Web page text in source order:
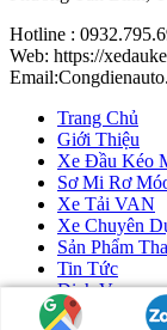
Hotline :
Web: https://
Trang Chủ
Giới Thiệu
Xe Đầu Kéo
Sơ Mi Rơ
Xe Tải VAN
Xe Chuyên
Sản Phẩm
Tin Tức
Dịch Vụ
Liên Hệ